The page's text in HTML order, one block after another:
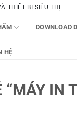
THIẾT BỊ SIÊU THỊ
DOWNLOAD
HỆ
IN